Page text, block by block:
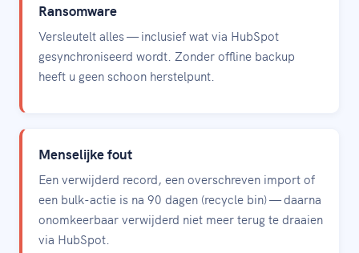
Ransomware
Versleutelt alles — inclusief wat via HubSpot
gesynchroniseerd wordt. Zonder offline backup
heeft u geen schoon herstelpunt.
Menselijke fout
Een verwijderd record, een overschreven import of
een bulk-actie is na 90 dagen (recycle bin) — daarna
onomkeerbaar verwijderd niet meer terug te draaien
via HubSpot.